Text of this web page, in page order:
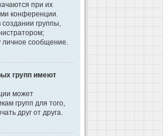
при их
конференции.
группы,
личное сообщение.
групп имеют
может
групп для того,
друг от друга.